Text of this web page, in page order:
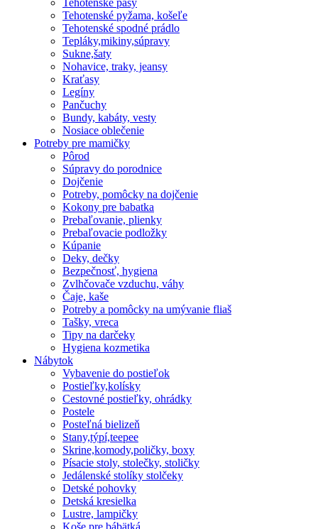
Tehotenské pyžama, košeľe
Tehotenské spodné prádlo
Tepláky,mikiny,súpravy
Sukne,šaty
Nohavice, traky, jeansy
Kraťasy
Legíny
Pančuchy
Bundy, kabáty, vesty
Nosiace oblečenie
Potreby pre mamičky
Pôrod
Súpravy do porodnice
Dojčenie
Potreby, pomôcky na dojčenie
Kokony pre babatka
Prebaľovanie, plienky
Prebaľovacie podložky
Kúpanie
Deky, dečky
Bezpečnosť, hygiena
Zvlhčovače vzduchu, váhy
Čaje, kaše
Potreby a pomôcky na umývanie fliaš
Tašky, vreca
Tipy na darčeky
Hygiena kozmetika
Nábytok
Vybavenie do postieľok
Postieľky,kolísky
Cestovné postieľky, ohrádky
Postele
Posteľná bielizeň
Stany,týpí,teepee
Skrine,komody,poličky, boxy
Písacie stoly, stolečky, stoličky
Jedálenské stolíky stolčeky
Detské pohovky
Detská kresielka
Lustre, lampičky
Koše pre bábätká